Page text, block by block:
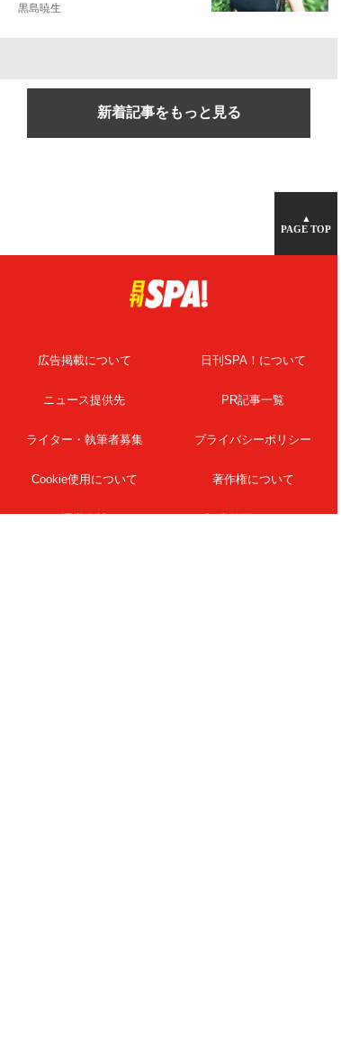
黒島暁生
新着記事をもっと見る
▲
PAGE TOP
広告掲載について 日刊SPA！について
ニュース提供先 PR記事一覧
ライター・執筆者募集 プライバシーポリシー
Cookie使用について 著作権について